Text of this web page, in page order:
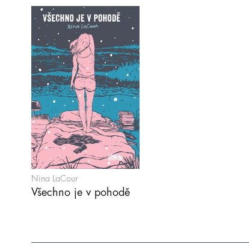
Nina LaCour
Všechno je v pohodě